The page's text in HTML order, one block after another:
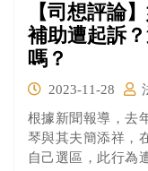
【司想評論
補助遭起訴
嗎？
2023-11-28
根據新聞報導，去
琴與其夫簡添祥，
自己選區，此行為